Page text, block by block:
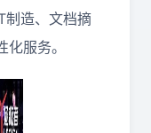
制造、文档摘
服务。